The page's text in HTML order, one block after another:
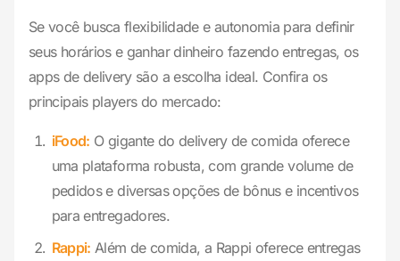
Se você busca flexibilidade e autonomia para definir
seus horários e ganhar dinheiro fazendo entregas, os
apps de delivery são a escolha ideal. Confira os
principais players do mercado:
iFood: O gigante do delivery de comida oferece
uma plataforma robusta, com grande volume de
pedidos e diversas opções de bônus e incentivos
para entregadores.
Rappi: Além de comida, a Rappi oferece entregas